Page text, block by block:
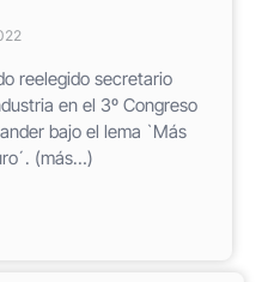
reelegido secretario
en el 3º Congreso
bajo el lema `Más
(más…)